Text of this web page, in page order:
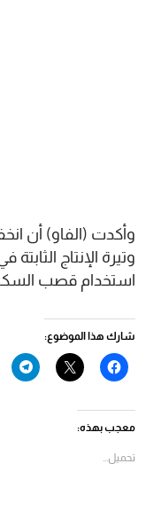
وأكدت (الفاو) أن
وتيرة الإنتاج
استخدام قصب السكر
شارك هذا الموضوع:
انقر
للمشاركة
(فتح
في
نافذة
النقر
للمشاركة
انقر
معجب بهذه:
تحميل...